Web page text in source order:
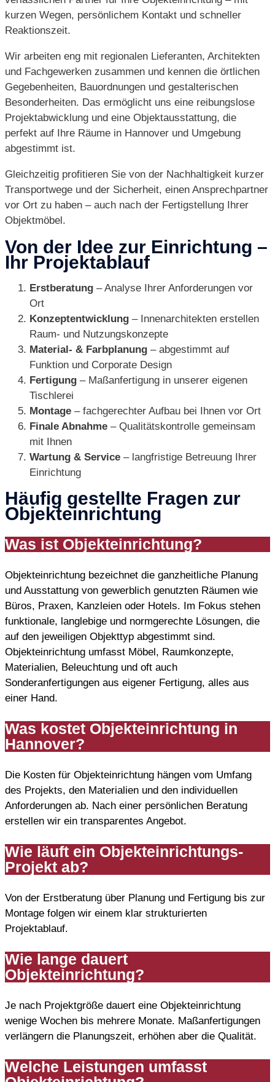
kurzen Wegen, persönlichem Kontakt und schneller
Reaktionszeit.
Wir arbeiten eng mit regionalen Lieferanten, Architekten
und Fachgewerken zusammen und kennen die örtlichen
Gegebenheiten, Bauordnungen und gestalterischen
Besonderheiten. Das ermöglicht uns eine reibungslose
Projektabwicklung und eine Objektausstattung, die
perfekt auf Ihre Räume in Hannover und Umgebung
abgestimmt ist.
Gleichzeitig profitieren Sie von der Nachhaltigkeit kurzer
Transportwege und der Sicherheit, einen Ansprechpartner
vor Ort zu haben – auch nach der Fertigstellung Ihrer
Objektmöbel.
Von der Idee zur Einrichtung –
Ihr Projektablauf
Erstberatung – Analyse Ihrer Anforderungen vor
Ort
Konzeptentwicklung – Innenarchitekten erstellen
Raum- und Nutzungskonzepte
Material- & Farbplanung – abgestimmt auf
Funktion und Corporate Design
Fertigung – Maßanfertigung in unserer eigenen
Tischlerei
Montage – fachgerechter Aufbau bei Ihnen vor Ort
Finale Abnahme – Qualitätskontrolle gemeinsam
mit Ihnen
Wartung & Service – langfristige Betreuung Ihrer
Einrichtung
Häufig gestellte Fragen zur
Objekteinrichtung
Was ist Objekteinrichtung?
Objekteinrichtung bezeichnet die ganzheitliche Planung
und Ausstattung von gewerblich genutzten Räumen wie
Büros, Praxen, Kanzleien oder Hotels. Im Fokus stehen
funktionale, langlebige und normgerechte Lösungen, die
auf den jeweiligen Objekttyp abgestimmt sind.
Objekteinrichtung umfasst Möbel, Raumkonzepte,
Materialien, Beleuchtung und oft auch
Sonderanfertigungen aus eigener Fertigung, alles aus
einer Hand.
Was kostet Objekteinrichtung in
Hannover?
Die Kosten für Objekteinrichtung hängen vom Umfang
des Projekts, den Materialien und den individuellen
Anforderungen ab. Nach einer persönlichen Beratung
erstellen wir ein transparentes Angebot.
Wie läuft ein Objekteinrichtungs-
Projekt ab?
Von der Erstberatung über Planung und Fertigung bis zur
Montage folgen wir einem klar strukturierten
Projektablauf.
Wie lange dauert
Objekteinrichtung?
Je nach Projektgröße dauert eine Objekteinrichtung
wenige Wochen bis mehrere Monate. Maßanfertigungen
verlängern die Planungszeit, erhöhen aber die Qualität.
Welche Leistungen umfasst